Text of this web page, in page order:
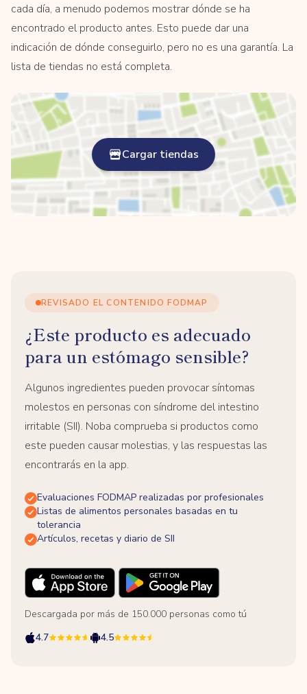
cada día, a menudo podemos mostrar dónde se ha
encontrado el producto antes. Esto puede dar una
indicación de dónde conseguirlo, pero no es una garantía. La
lista de tiendas no está completa.
Cargar tiendas
REVISADO EL CONTENIDO FODMAP
¿Este producto es adecuado
para un estómago sensible?
Algunos ingredientes pueden provocar síntomas
molestos en personas con síndrome del intestino
irritable (SII). Noba comprueba si productos como
este pueden causar molestias, y las respuestas las
encontrarás en la app.
Evaluaciones FODMAP realizadas por profesionales
Listas de alimentos personales basadas en tu
tolerancia
Artículos, recetas y diario de SII
Descargada por más de 150.000 personas como tú
4.7
4.5